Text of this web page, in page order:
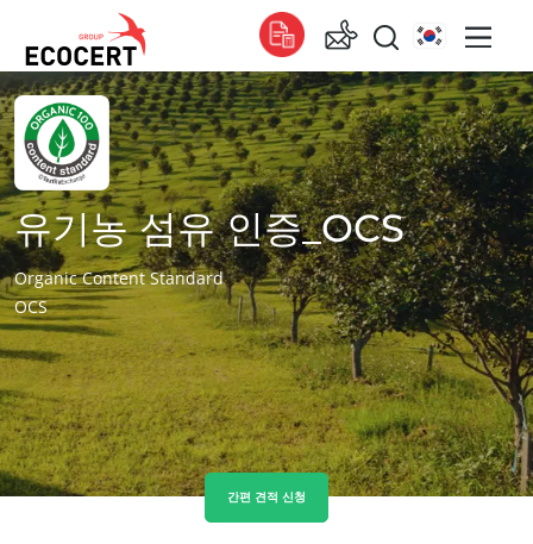
서비스
인증
교육
컨설팅
Verification
글로벌
Global (스페인어)
Global (영어)
Global (프랑스어)
아프리카
남아프리카 (영어)
튀니지 (프랑스어)
아시아
대한민국 (한국어)
유기농 섬유 인증_OCS
Organic Content Standard
OCS
간편 견적 신청